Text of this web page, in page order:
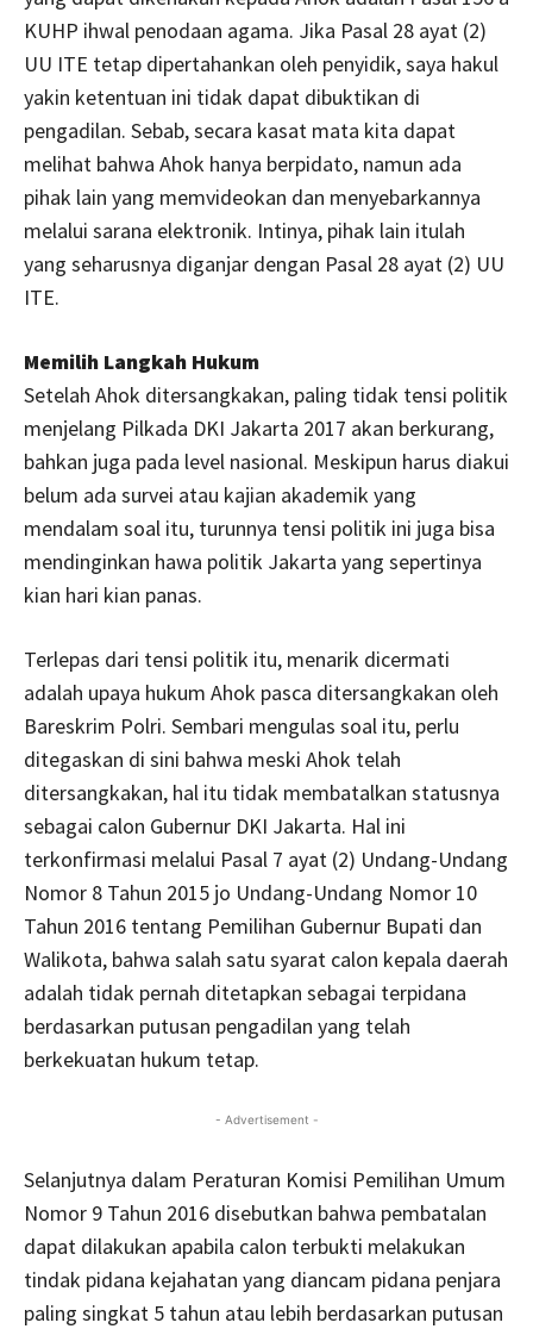
KUHP ihwal penodaan agama. Jika Pasal 28 ayat (2)
UU ITE tetap dipertahankan oleh penyidik, saya hakul
yakin ketentuan ini tidak dapat dibuktikan di
pengadilan. Sebab, secara kasat mata kita dapat
melihat bahwa Ahok hanya berpidato, namun ada
pihak lain yang memvideokan dan menyebarkannya
melalui sarana elektronik. Intinya, pihak lain itulah
yang seharusnya diganjar dengan Pasal 28 ayat (2) UU
ITE.
Memilih Langkah Hukum
Setelah Ahok ditersangkakan, paling tidak tensi politik
menjelang Pilkada DKI Jakarta 2017 akan berkurang,
bahkan juga pada level nasional. Meskipun harus diakui
belum ada survei atau kajian akademik yang
mendalam soal itu, turunnya tensi politik ini juga bisa
mendinginkan hawa politik Jakarta yang sepertinya
kian hari kian panas.
Terlepas dari tensi politik itu, menarik dicermati
adalah upaya hukum Ahok pasca ditersangkakan oleh
Bareskrim Polri. Sembari mengulas soal itu, perlu
ditegaskan di sini bahwa meski Ahok telah
ditersangkakan, hal itu tidak membatalkan statusnya
sebagai calon Gubernur DKI Jakarta. Hal ini
terkonfirmasi melalui Pasal 7 ayat (2) Undang-Undang
Nomor 8 Tahun 2015 jo Undang-Undang Nomor 10
Tahun 2016 tentang Pemilihan Gubernur Bupati dan
Walikota, bahwa salah satu syarat calon kepala daerah
adalah tidak pernah ditetapkan sebagai terpidana
berdasarkan putusan pengadilan yang telah
berkekuatan hukum tetap.
- Advertisement -
Selanjutnya dalam Peraturan Komisi Pemilihan Umum
Nomor 9 Tahun 2016 disebutkan bahwa pembatalan
dapat dilakukan apabila calon terbukti melakukan
tindak pidana kejahatan yang diancam pidana penjara
paling singkat 5 tahun atau lebih berdasarkan putusan